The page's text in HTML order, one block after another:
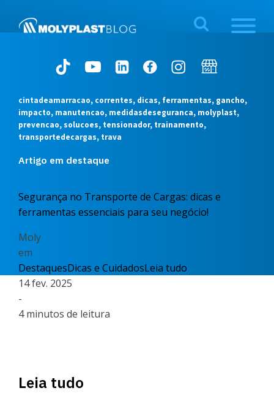
cintadeamarracao, correntes, dicas, ferramentas, gancho,
impacto, manutencao, medidasdeseguranca, molyplast,
prevencao, solucoes, tensionador, trainamento,
transportedecargas, trava
Artigo em destaque
Segurança no Transporte de Cargas: dicas e
ferramentas essenciais para seu negócio!
Moly
em
DestaquesDicas e CuidadosLeia tudo
14 fev. 2025
-
4 minutos de leitura
Leia tudo